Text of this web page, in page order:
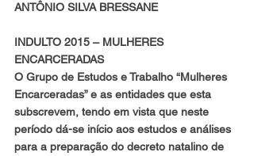
ANTÔNIO SILVA BRESSANE
INDULTO 2015 – MULHERES
ENCARCERADAS
O Grupo de Estudos e Trabalho “Mulheres
Encarceradas” e as entidades que esta
subscrevem, tendo em vista que neste
período dá-se início aos estudos e análises
para a preparação do decreto natalino de